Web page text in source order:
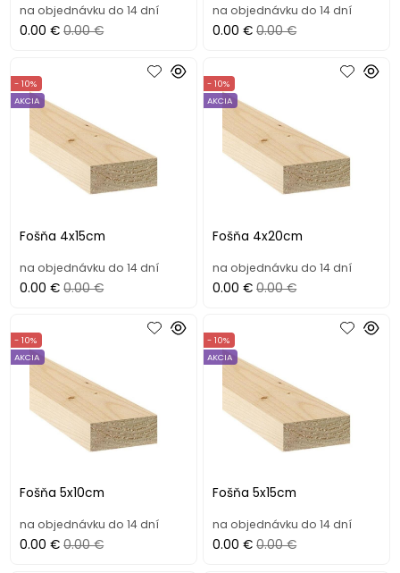
na objednávku do 14 dní
0.00 € 0.00 €
na objednávku do 14 dní
0.00 € 0.00 €
Fošňa 4x15cm
- 10%
AKCIA
na objednávku do 14 dní
0.00 € 0.00 €
Fošňa 4x20cm
- 10%
AKCIA
na objednávku do 14 dní
0.00 € 0.00 €
Fošňa 5x10cm
- 10%
AKCIA
na objednávku do 14 dní
0.00 € 0.00 €
Fošňa 5x15cm
- 10%
AKCIA
na objednávku do 14 dní
0.00 € 0.00 €